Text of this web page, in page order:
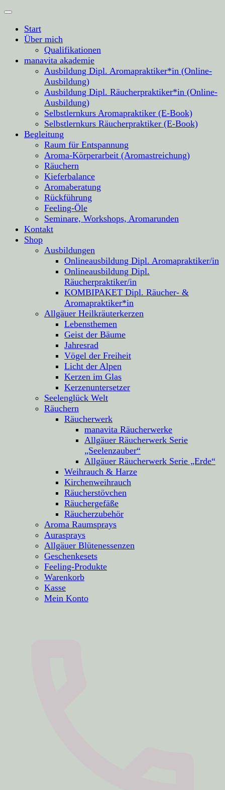
Start
Über mich
Qualifikationen
manavita akademie
Ausbildung Dipl. Aromapraktiker*in (Online-
Ausbildung)
Ausbildung Dipl. Räucherpraktiker*in (Online-
Ausbildung)
Selbstlernkurs Aromapraktiker (E-Book)
Selbstlernkurs Räucherpraktiker (E-Book)
Begleitung
Raum für Entspannung
Aroma-Körperarbeit (Aromastreichung)
Räuchern
Kieferbalance
Aromaberatung
Rückführung
Feeling-Öle
Seminare, Workshops, Aromarunden
Kontakt
Shop
Ausbildungen
Onlineausbildung Dipl. Aromapraktiker/in
Onlineausbildung Dipl.
Räucherpraktiker/in
KOMBIPAKET Dipl. Räucher- &
Aromapraktiker*in
Allgäuer Heilkräuterkerzen
Lebensthemen
Geist der Bäume
Jahresrad
Vögel der Freiheit
Licht der Alpen
Kerzen im Glas
Kerzenuntersetzer
Seelenglück Welt
Räuchern
Räucherwerk
manavita Räucherwerke
Allgäuer Räucherwerk Serie
„Seelenzauber“
Allgäuer Räucherwerk Serie „Erde“
Weihrauch & Harze
Kirchenweihrauch
Räucherstövchen
Räuchergefäße
Räucherzubehör
Aroma Raumsprays
Aurasprays
Allgäuer Blütenessenzen
Geschenkesets
Feeling-Produkte
Warenkorb
Kasse
Mein Konto